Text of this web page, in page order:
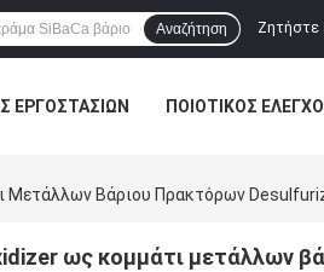
Ζητήστε
Αναζήτηση
ΕΡΓΟΣΤΑΣΊΩΝ ΠΟΙΟΤΙΚΌΣ
Μετάλλων Βάριου Πρακτόρων
ως κομμάτι μετάλλων